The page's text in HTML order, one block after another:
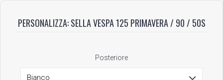
PERSONALIZZA: SELLA VESPA 125 PRIMAVERA / 90 / 50S
Posteriore